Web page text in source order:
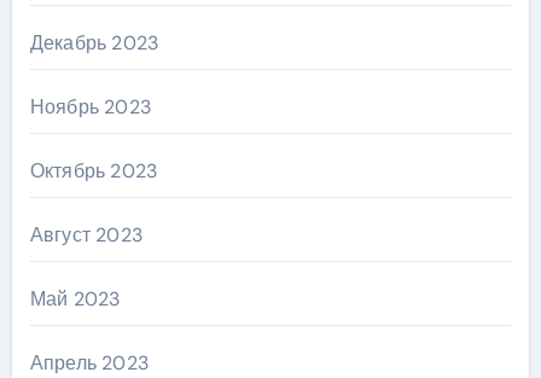
Декабрь 2023
Ноябрь 2023
Октябрь 2023
Август 2023
Май 2023
Апрель 2023